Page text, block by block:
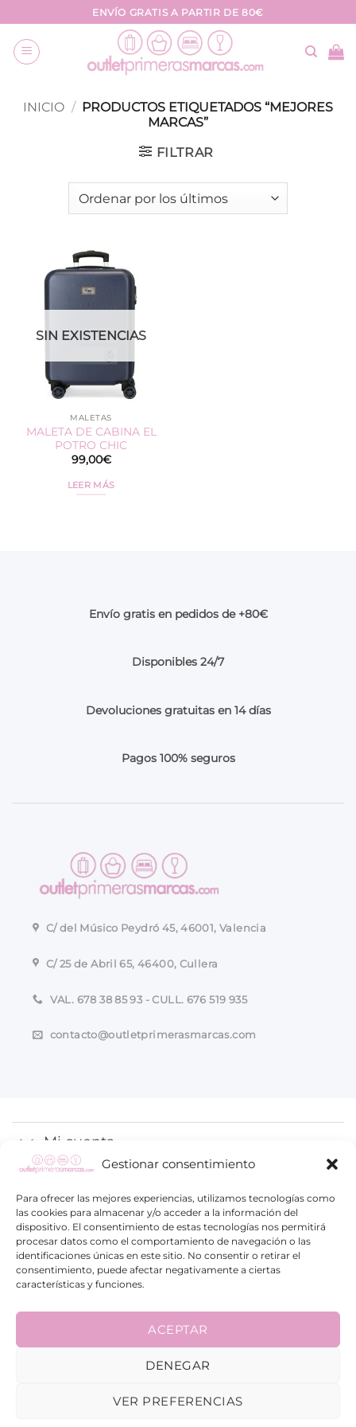
Gestionar consentimiento
Para ofrecer las mejores experiencias, utilizamos tecnologías como
las cookies para almacenar y/o acceder a la información del
dispositivo. El consentimiento de estas tecnologías nos permitirá
procesar datos como el comportamiento de navegación o las
identificaciones únicas en este sitio. No consentir o retirar el
consentimiento, puede afectar negativamente a ciertas
características y funciones.
ACEPTAR
DENEGAR
VER PREFERENCIAS
al
contenido
ENVÍO GRATIS A PARTIR DE 80€
INICIO / PRODUCTOS ETIQUETADOS “MEJORES
MARCAS”
FILTRAR
SIN EXISTENCIAS
MALETAS
MALETA DE CABINA EL
POTRO CHIC
99,00€
LEER MÁS
Envío gratis en pedidos de +80€
Disponibles 24/7
Devoluciones gratuitas en 14 días
Pagos 100% seguros
C/ del Músico Peydró 45, 46001, Valencia
C/ 25 de Abril 65, 46400, Cullera
VAL. 678 38 85 93 - CULL. 676 519 935
contacto@outletprimerasmarcas.com
Mi cuenta
Información
Visa PayPal
© 2026 | Diseñado porPubliting.com